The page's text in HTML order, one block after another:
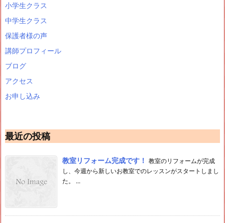
小学生クラス
中学生クラス
保護者様の声
講師プロフィール
ブログ
アクセス
お申し込み
最近の投稿
教室リフォーム完成です！ 教室のリフォームが完成
し、今週から新しいお教室でのレッスンがスタートしまし
た。 ...